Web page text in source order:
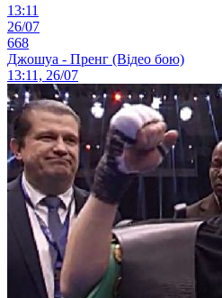
13:11
26/07
668
Джошуа - Пренг (Відео бою)
13:11, 26/07